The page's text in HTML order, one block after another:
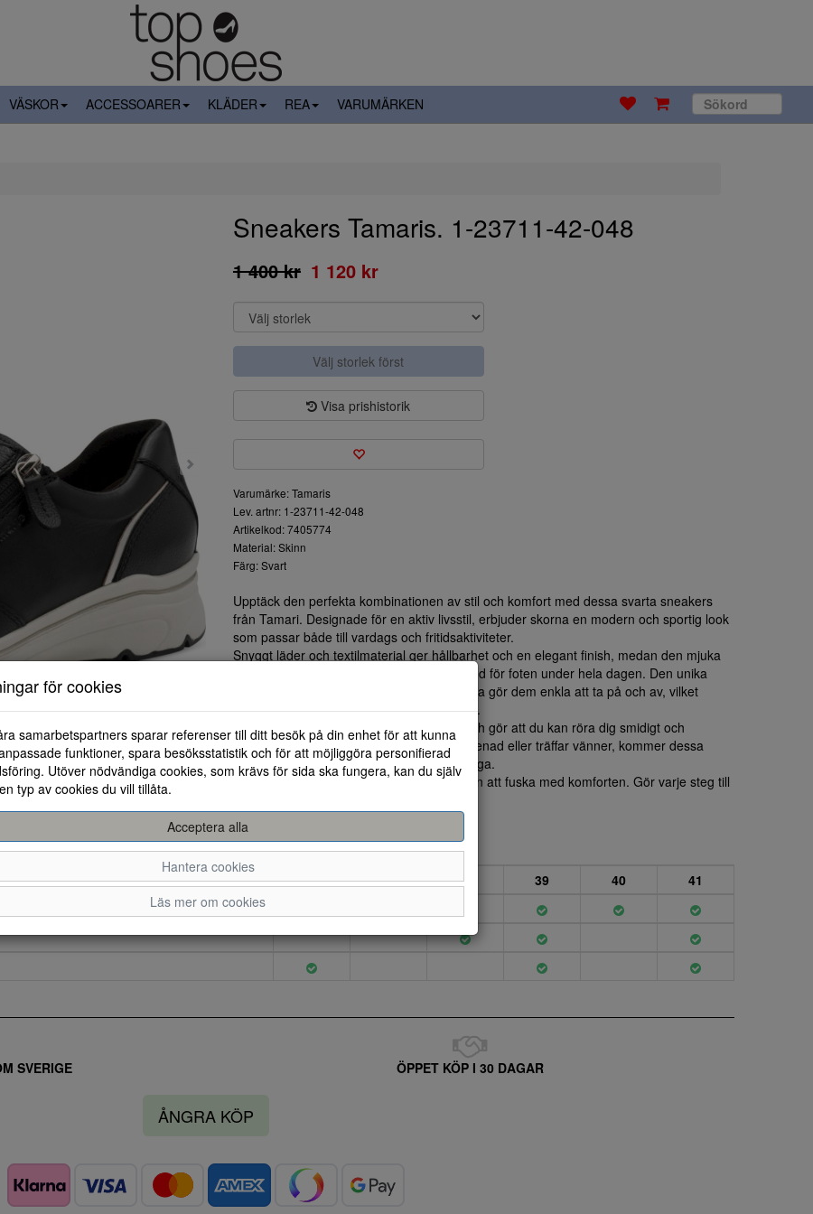
VÄSKOR ACCESSOARER KLÄDER REA VARUMÄRKEN
Sneakers Tamaris. 1-23711-42-048
1 400 kr 1 120 kr
Välj storlek först
Visa prishistorik
Varumärke: Tamaris
Lev. artnr: 1-23711-42-048
Artikelkod: 7405774
Material: Skinn
Färg: Svart
Upptäck den perfekta kombinationen av stil och komfort med dessa svarta sneakers
från Tamari. Designade för en aktiv livsstil, erbjuder skorna en modern och sportig look
som passar både till vardags och fritidsaktiviteter.
Snyggt läder och textilmaterial ger hållbarhet och en elegant finish, medan den mjuka
innersulan ger fantastisk dämpning och stöd för foten under hela dagen. Den unika
designen med både snörning och dragkedja gör dem enkla att ta på och av, vilket
sparar tid utan att kompromissa med stilen.
En stabil och lätt sula ger utmärkt grepp och gör att du kan röra dig smidigt och
bekvämt. Oavsett om du går en lång promenad eller träffar vänner, kommer dessa
sneakers att hålla dina fötter glada och stiliga.
Investera i ett par som tar dig dit du vill utan att fuska med komforten. Gör varje steg till
36 37 38 39 40
41
SVERIGE ÖPPET KÖP I 30 DAGAR
ÅNGRA KÖP
för cookies
samarbetspartners sparar referenser till ditt besök på din enhet för att kunna
funktioner, spara besöksstatistik och för att möjliggöra personifierad
Utöver nödvändiga cookies, som krävs för sida ska fungera, kan du själv
typ av cookies du vill tillåta.
Acceptera alla
Hantera cookies
Läs mer om cookies